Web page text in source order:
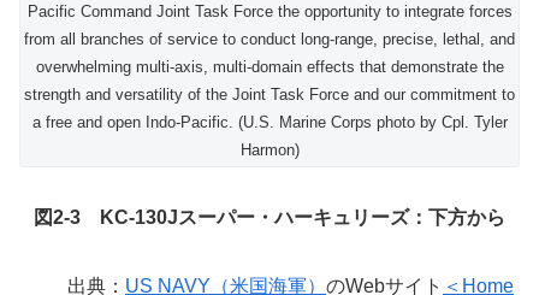
Pacific Command Joint Task Force the opportunity to integrate forces
from all branches of service to conduct long-range, precise, lethal, and
overwhelming multi-axis, multi-domain effects that demonstrate the
strength and versatility of the Joint Task Force and our commitment to
a free and open Indo-Pacific. (U.S. Marine Corps photo by Cpl. Tyler
Harmon)
図2-3 KC-130Jスーパー・ハーキュリーズ：下方から
出典： US NAVY（米国海軍） のWebサイト ＜Home